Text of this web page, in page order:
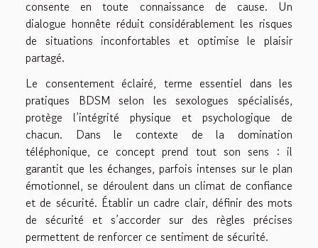
consente en toute connaissance de cause. Un
dialogue honnête réduit considérablement les risques
de situations inconfortables et optimise le plaisir
partagé.
Le consentement éclairé, terme essentiel dans les
pratiques BDSM selon les sexologues spécialisés,
protège l’intégrité physique et psychologique de
chacun. Dans le contexte de la domination
téléphonique, ce concept prend tout son sens : il
garantit que les échanges, parfois intenses sur le plan
émotionnel, se déroulent dans un climat de confiance
et de sécurité. Établir un cadre clair, définir des mots
de sécurité et s’accorder sur des règles précises
permettent de renforcer ce sentiment de sécurité.